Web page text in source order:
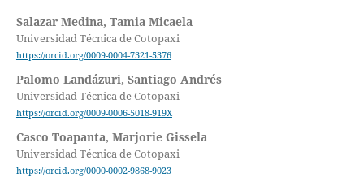
Salazar Medina, Tamia Micaela
Universidad Técnica de Cotopaxi
https://orcid.org/0009-0004-7321-5376
Palomo Landázuri, Santiago Andrés
Universidad Técnica de Cotopaxi
https://orcid.org/0009-0006-5018-919X
Casco Toapanta, Marjorie Gissela
Universidad Técnica de Cotopaxi
https://orcid.org/0000-0002-9868-9023